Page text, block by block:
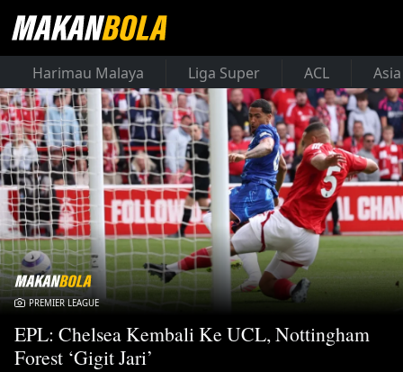
Harimau Malaya Liga Super ACL
PREMIER LEAGUE
EPL: Chelsea Kembali Ke UCL, Nottingham
Forest ‘Gigit Jari’